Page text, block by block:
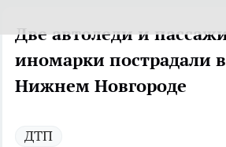
Две автоледи и
иномарки пострадали
Нижнем Новгороде
ДТП